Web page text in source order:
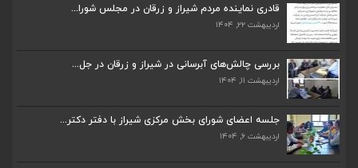
قادری نماینده مردم شیراز و زرقان در مجلس شورا...
اردیبهشت ۲۲, ۱۴۰۴
بررسی چالش‌های آبرسانی در شیراز و زرقان در جل...
اردیبهشت ۱۱, ۱۴۰۴
جلسه اعضای شورای بخش مرکزی شیراز با دفتر دکتر...
اردیبهشت ۶, ۱۴۰۴
بررسی چالش‌های آبرسانی در شیراز و زرقان در جل...
جلسه اعضای شورای بخش مرکزی شیراز با دفتر دکتر...
پیگیری دکتر قادری و سایر نمایندگان شیراز ارتق...